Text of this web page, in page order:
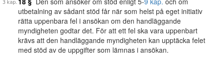
utbetalning av sådant stöd får när som helst på eget initiativ
rätta uppenbara fel i ansökan om den handläggande
myndigheten godtar det. För att ett fel ska vara uppenbart
krävs att den handläggande myndigheten kan upptäcka felet
med stöd av de uppgifter som lämnas i ansökan.